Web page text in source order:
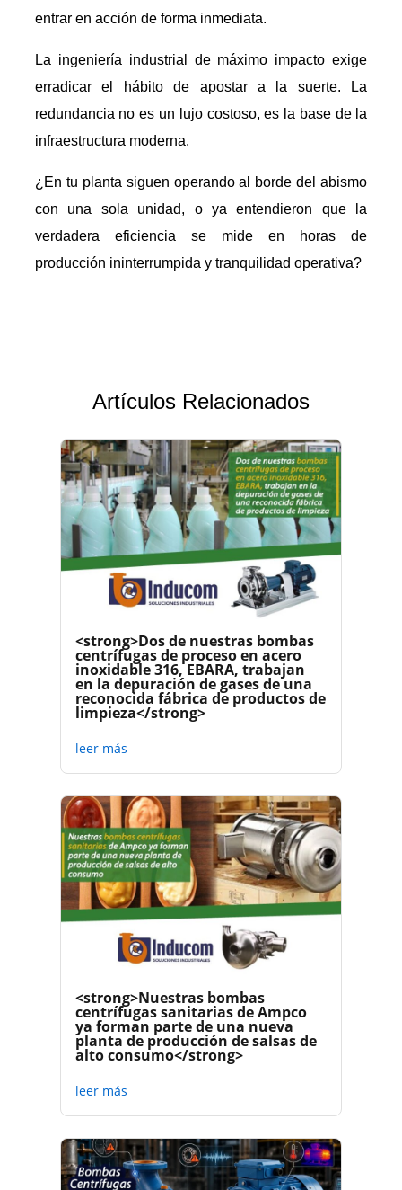
entrar en acción de forma inmediata.
La ingeniería industrial de máximo impacto exige
erradicar el hábito de apostar a la suerte. La
redundancia no es un lujo costoso, es la base de la
infraestructura moderna.
¿En tu planta siguen operando al borde del abismo
con una sola unidad, o ya entendieron que la
verdadera eficiencia se mide en horas de
producción ininterrumpida y tranquilidad operativa?
Artículos Relacionados
<strong>Dos de nuestras bombas
centrífugas de proceso en acero
inoxidable 316, EBARA, trabajan
en la depuración de gases de una
reconocida fábrica de productos de
limpieza</strong>
leer más
<strong>Nuestras bombas
centrífugas sanitarias de Ampco
ya forman parte de una nueva
planta de producción de salsas de
alto consumo</strong>
leer más